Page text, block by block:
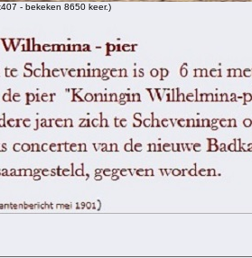
- bekeken 8650 keer.)